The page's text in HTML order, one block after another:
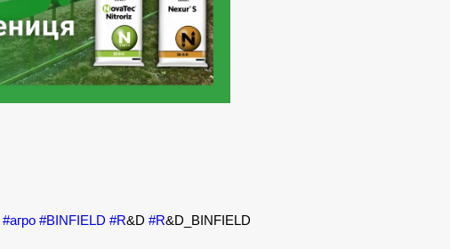
#агро #BINFIELD #R&D #R&D_BINFIELD